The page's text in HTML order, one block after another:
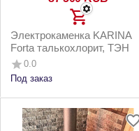
Электрокаменка KARINA
Forta талькохлорит, ТЭН
0.0
Под заказ